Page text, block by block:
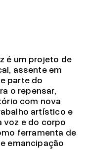
é um projeto de
assente em
parte do
o repensar,
com nova
artístico e
voz e do corpo
ferramenta de
emancipação